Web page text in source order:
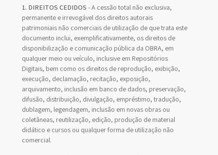
1. DIREITOS CEDIDOS - A cessão total não exclusiva,
permanente e irrevogável dos direitos autorais
patrimoniais não comerciais de utilização de que trata este
documento inclui, exemplificativamente, os direitos de
disponibilização e comunicação pública da OBRA, em
qualquer meio ou veículo, inclusive em Repositórios
Digitais, bem como os direitos de reprodução, exibição,
execução, declamação, recitação, exposição,
arquivamento, inclusão em banco de dados, preservação,
difusão, distribuição, divulgação, empréstimo, tradução,
dublagem, legendagem, inclusão em novas obras ou
coletâneas, reutilização, edição, produção de material
didático e cursos ou qualquer forma de utilização não
comercial.